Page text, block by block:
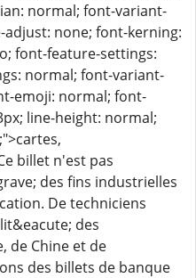
normal; font-variant-
none; font-kerning:
font-feature-settings:
normal; font-variant-
emoji: normal; font-
line-height: normal;
billet n'est pas
des fins industrielles
De techniciens
des
de Chine et de
des billets de banque